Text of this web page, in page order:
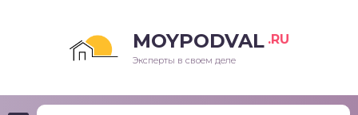
MOYPODVAL .RU
Эксперты в своем деле